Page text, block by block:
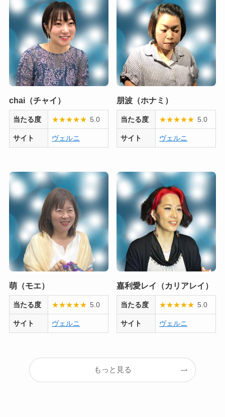
chai（チャイ）
当たる度 ★★★★★ 5.0
サイト ヴェルニ
朋波（ホナミ）
当たる度 ★★★★★ 5.0
サイト ヴェルニ
萌（モエ）
当たる度 ★★★★★ 5.0
サイト ヴェルニ
嘉利愛レイ（カリアレイ）
当たる度 ★★★★★ 5.0
サイト ヴェルニ
もっと見る